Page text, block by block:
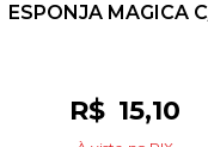
ESPONJA MAGICA
R$ 15,10